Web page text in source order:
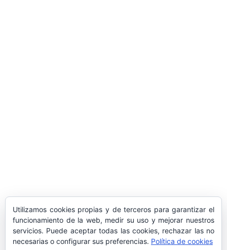
LA DELEGACIÓN DE TARRAGONA
ASISTE INVITADA A LA “CENA DE GALA
DE LAS CUATRO MARINAS”
Utilizamos cookies propias y de terceros para garantizar el
funcionamiento de la web, medir su uso y mejorar nuestros
servicios. Puede aceptar todas las cookies, rechazar las no
necesarias o configurar sus preferencias. Política de cookies